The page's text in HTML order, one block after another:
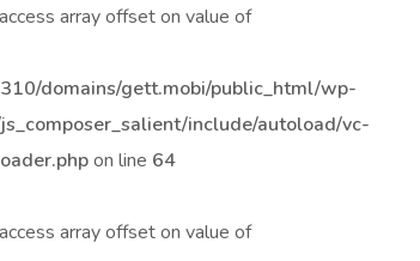
array offset on value of
domains/gett.mobi/public_html/wp-
include/autoload/vc-
on line 64
array offset on value of